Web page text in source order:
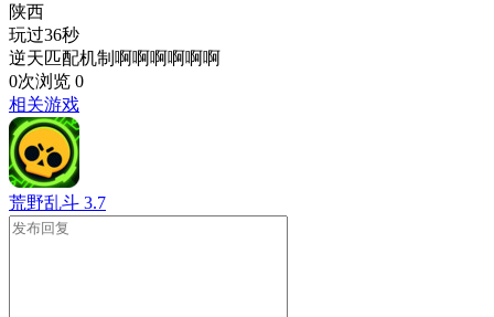
陕西
玩过36秒
逆天匹配机制啊啊啊啊啊啊
0次浏览 0
相关游戏
荒野乱斗 3.7